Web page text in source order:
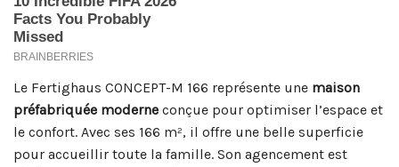
Le Fertighaus CONCEPT-M 166 représente une maison
préfabriquée moderne conçue pour optimiser l’espace et
le confort. Avec ses 166 m², il offre une belle superficie
pour accueillir toute la famille. Son agencement est